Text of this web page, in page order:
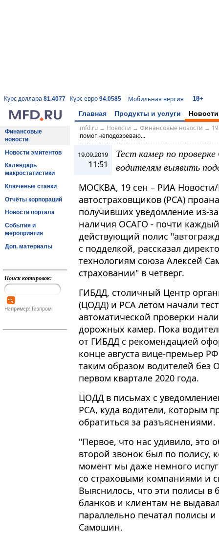
Курс доллара 81.4077 Курс евро 94.0585 Мобильная версия 18+
Главная Продукты и услуги Новости
Финансовые
новости
Новости эмитентов
Календарь
макростатистики
Ключевые ставки
Отчёты корпораций
Новости портала
События и
мероприятия
Доп. материалы
Поиск котировок:
Например: Газпром
mfd.ru→ Новости → Финансовые новости →
помог неподозреваю...
19.09.2019
11:51
Тест камер по
водителям выявить
МОСКВА, 19 сен – РИА
автостраховщиков (РСА)
получивших уведомление из-
наличия ОСАГО - почти
действующий полис
с подделкой, рассказал
технологиям союза Алексей
страховании" в четверг.
ГИБДД, столичный Центр
(ЦОДД) и РСА летом начали
автоматической проверки
дорожных камер​​​. Пока
от ГИБДД с рекомендацией
конце августа вице-премьер
таким образом водителей без
первом квартале 2020 года.
ЦОДД в письмах с
РСА, куда водители, которым
обратиться за разъяснениями.
"Первое, что нас удивило, это
второй звонок был по полису,
момент мы даже немного
со страховыми компаниями и
Выяснилось, что эти полисы в
бланков и клиентам не
параллельно печатал полисы
Самошин.